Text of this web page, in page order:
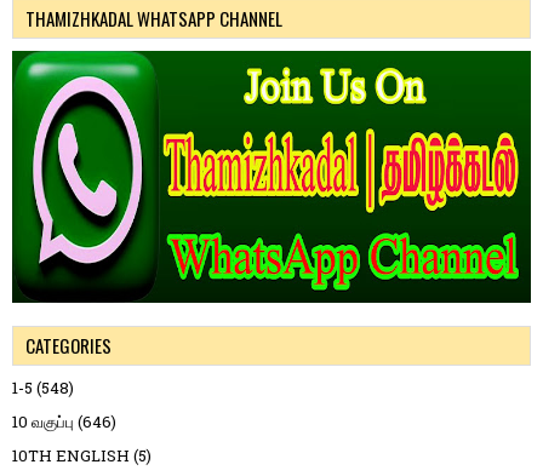
THAMIZHKADAL WHATSAPP CHANNEL
CATEGORIES
1-5 (548)
10 வகுப்பு (646)
10TH ENGLISH (5)